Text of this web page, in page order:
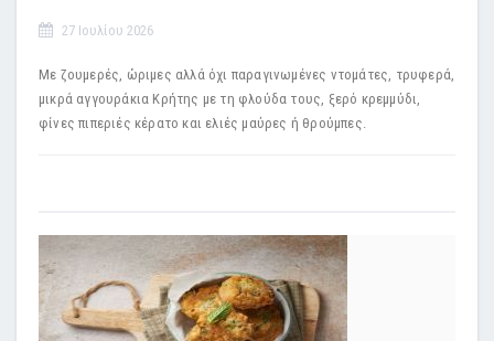
27 Ιουλίου 2026
Με ζουμερές, ώριμες αλλά όχι παραγινωμένες ντομάτες, τρυφερά,
μικρά αγγουράκια Κρήτης με τη φλούδα τους, ξερό κρεμμύδι,
φίνες πιπεριές κέρατο και ελιές μαύρες ή θρούμπες.